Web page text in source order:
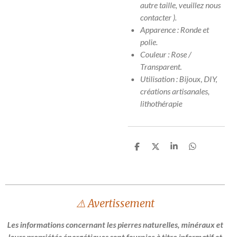
autre taille, veuillez nous
contacter ).
Apparence : Ronde et
polie.
Couleur : Rose /
Transparent.
Utilisation : Bijoux, DIY,
créations artisanales,
lithothérapie
P
a
r
P
a
P
a
P
a
⚠️ Avertissement
Les informations concernant les pierres naturelles, minéraux et